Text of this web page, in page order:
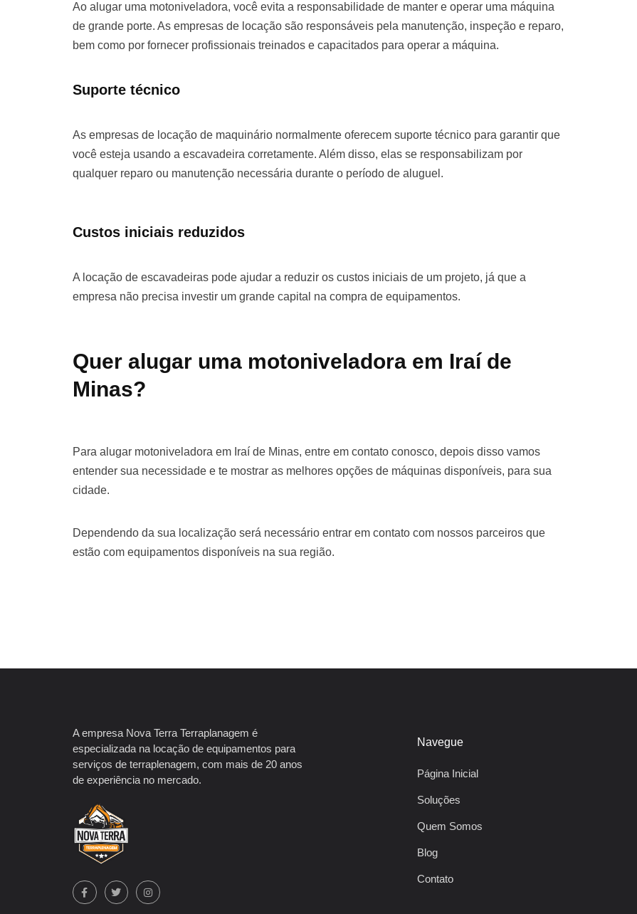
Ao alugar uma motoniveladora, você evita a responsabilidade de manter e operar uma máquina
de grande porte. As empresas de locação são responsáveis pela manutenção, inspeção e reparo,
bem como por fornecer profissionais treinados e capacitados para operar a máquina.
Suporte técnico
As empresas de locação de maquinário normalmente oferecem suporte técnico para garantir que
você esteja usando a escavadeira corretamente. Além disso, elas se responsabilizam por
qualquer reparo ou manutenção necessária durante o período de aluguel.
Custos iniciais reduzidos
A locação de escavadeiras pode ajudar a reduzir os custos iniciais de um projeto, já que a
empresa não precisa investir um grande capital na compra de equipamentos.
Quer alugar uma motoniveladora em Iraí de
Minas?
Para alugar motoniveladora em Iraí de Minas, entre em contato conosco, depois disso vamos
entender sua necessidade e te mostrar as melhores opções de máquinas disponíveis, para sua
cidade.
Dependendo da sua localização será necessário entrar em contato com nossos parceiros que
estão com equipamentos disponíveis na sua região.
A empresa Nova Terra Terraplanagem é
especializada na locação de equipamentos para
serviços de terraplenagem, com mais de 20 anos
de experiência no mercado.
Navegue
Página Inicial
Soluções
Quem Somos
Blog
Contato